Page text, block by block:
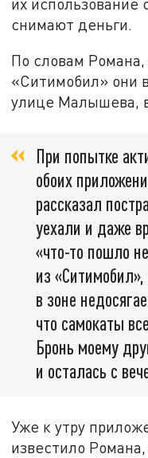
снимают деньги.
По словам
«Ситимобил» они
улице Малышева,
При попытке
обоих
рассказал
уехали и даже
«что-то пошло
из
в зоне
что самокаты
Бронь моему
и осталась с
Уже к утру
известило